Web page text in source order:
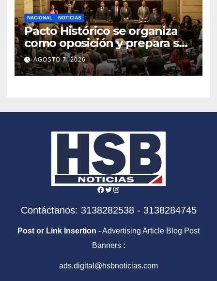
NACIONAL NOTICIAS
Pacto Histórico se organiza
como oposición y prepara su
agenda frente al Gobierno
de Abelardo de la Espriella
AGOSTO 7, 2026
Facebook
Twitter
Instagram
Contáctanos: 3138282538 - 3138284745
Post or Link Insertion - Advertising Article Blog Post
Banners :
ads.digital@hsbnoticias.com